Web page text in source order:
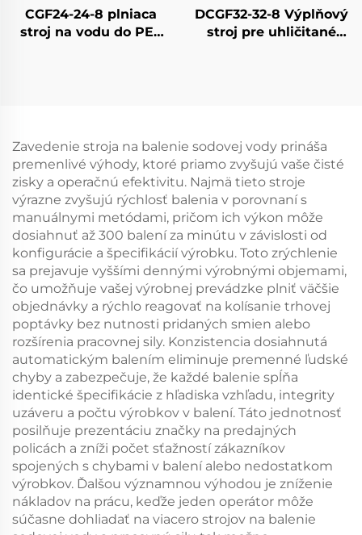
CGF24-24-8 plniaca
stroj na vodu do PET
DCGF32-32-8 Výplňový
stroj pre uhličitané
Zavedenie stroja na balenie sodovej vody prináša
premenlivé výhody, ktoré priamo zvyšujú vaše čisté
zisky a operačnú efektivitu. Najmä tieto stroje
výrazne zvyšujú rýchlosť balenia v porovnaní s
manuálnymi metódami, pričom ich výkon môže
dosiahnuť až 300 balení za minútu v závislosti od
konfigurácie a špecifikácií výrobku. Toto zrýchlenie
sa prejavuje vyššími dennými výrobnými objemami,
čo umožňuje vašej výrobnej prevádzke plniť väčšie
objednávky a rýchlo reagovať na kolísanie trhovej
poptávky bez nutnosti pridaných smien alebo
rozšírenia pracovnej sily. Konzistencia dosiahnutá
automatickým balením eliminuje premenné ľudské
chyby a zabezpečuje, že každé balenie spĺňa
identické špecifikácie z hľadiska vzhľadu, integrity
uzáveru a počtu výrobkov v balení. Táto jednotnosť
posilňuje prezentáciu značky na predajných
policách a zníži počet sťažností zákazníkov
spojených s chybami v balení alebo nedostatkom
výrobkov. Ďalšou významnou výhodou je zníženie
nákladov na prácu, keďže jeden operátor môže
súčasne dohliadať na viacero strojov na balenie